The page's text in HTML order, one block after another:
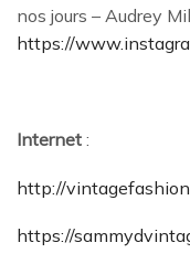
nos jours – Audrey
https://
Internet :
http://
https://